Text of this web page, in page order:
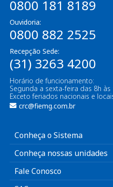
0800 181 8189
Ouvidoria:
0800 882 2525
Recepção Sede:
(31) 3263 4200
Horário de funcionamento:
Segunda a sexta-feira das 8h às
Exceto feriados nacionais e
crc@fiemg.com.br
Conheça o Sistema
Conheça nossas unidades
Fale Conosco